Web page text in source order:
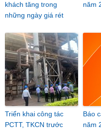
khách tăng trong
những ngày giá rét
năm
Triển khai công tác
PCTT, TKCN trước
Báo
năm